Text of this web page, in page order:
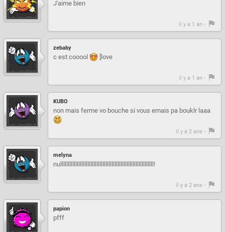
J'aime bien
il y a 1 an -
zebaby
c est cooool [love
il y a 1 an -
KUBO
non mais ferme vo bouche si vous emais pa bouklr laaa
il y a 2 ans -
melyna
nullllllllllllllllllllllllllllllllllllllllllllllllllllllllllllll!
il y a 2 ans -
papion
pfff